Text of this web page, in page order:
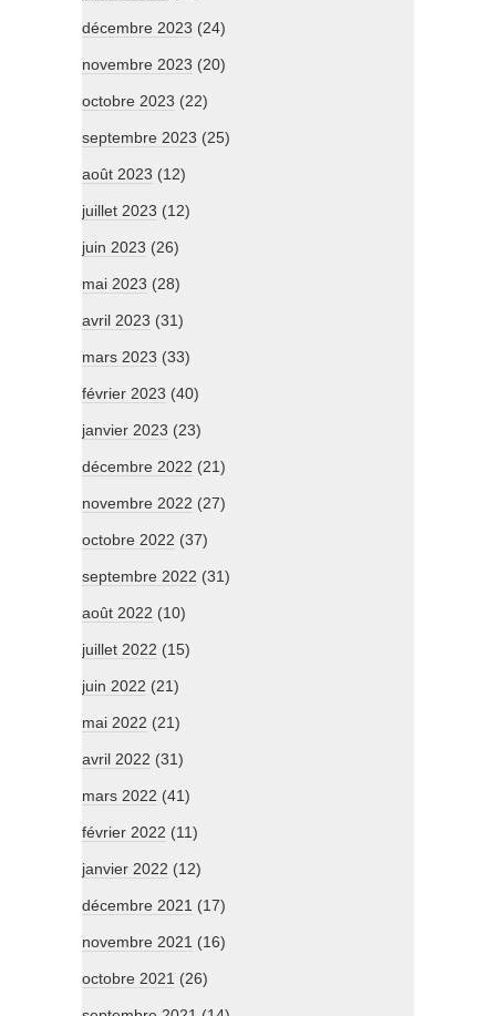
décembre 2023 (24)
novembre 2023 (20)
octobre 2023 (22)
septembre 2023 (25)
août 2023 (12)
juillet 2023 (12)
juin 2023 (26)
mai 2023 (28)
avril 2023 (31)
mars 2023 (33)
février 2023 (40)
janvier 2023 (23)
décembre 2022 (21)
novembre 2022 (27)
octobre 2022 (37)
septembre 2022 (31)
août 2022 (10)
juillet 2022 (15)
juin 2022 (21)
mai 2022 (21)
avril 2022 (31)
mars 2022 (41)
février 2022 (11)
janvier 2022 (12)
décembre 2021 (17)
novembre 2021 (16)
octobre 2021 (26)